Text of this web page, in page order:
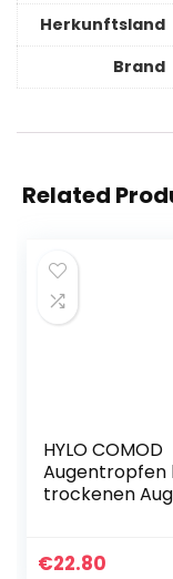
Herkunftsland
Brand
Related
HYLO COMOD
Augentropfen
trockenen
2×10 ml
€22.80